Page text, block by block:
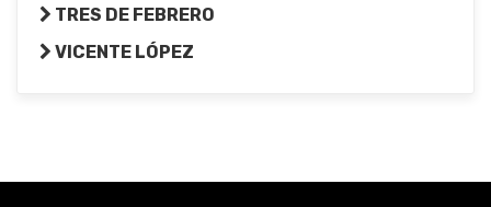
TRES DE FEBRERO
VICENTE LÓPEZ